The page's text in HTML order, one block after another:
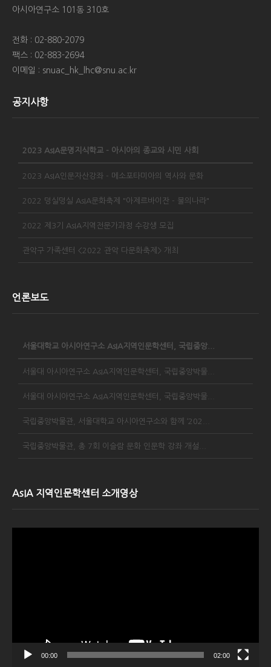
아시아연구소 101동 310호
전화 : 02-880-2079
팩스 : 02-883-2694
이메일 : snuac_hk_lhc@snu.ac.kr
공지사항
2023 AsIA문명지식학교 - 아시아의 종교와 시민 사회
2023 AsIA인문자산강좌 - 메소포타미아의 역사와 문화
2022 덩실덩실 AsIA문화축제 "아제르바이잔 - 불의나라"
2022 제3기 AsIA지역전문가과정 수강생 모집
관악구 가족센터 <2022 관악 다문화축제> 개최
언론보도
서울대학교 아시아연구소 AsIA지역인문학센터, 국립중앙...
서울대 아시아연구소 AsIA지역인문학센터, 국립중앙박물...
서울대 아시아연구소 AsIA지역인문학센터, 국립중앙박물...
국립중앙박물관, 서울대학교 아시아연구소와 함께 ‘202...
국립중앙박물관, 총 7회 이슬람 문화 인문학 강좌 개설...
AsIA 지역인문학센터 소개영상
00:00 02:00